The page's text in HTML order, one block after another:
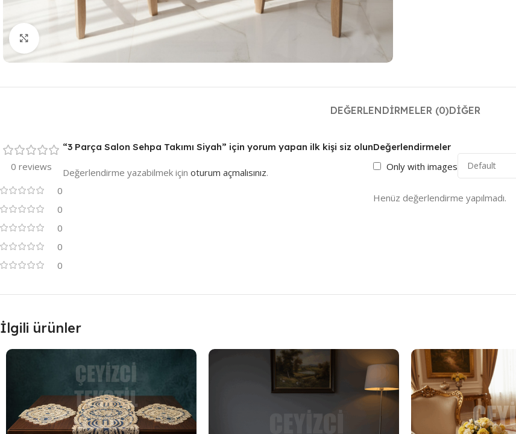
Resmi Büyüt
DEĞERLENDIRMELER (0)DIĞER
0 reviews
0
0
0
0
0
Değerlendirmeler
Only with images
Henüz değerlendirme yapılmadı.
“3 Parça Salon Sehpa Takımı Siyah” için yorum yapan ilk kişi siz olun
Değerlendirme yazabilmek için oturum açmalısınız.
İlgili ürünler